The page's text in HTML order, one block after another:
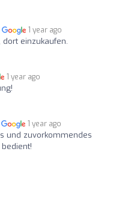
1 year ago
einzukaufen.
1 year ago
1 year ago
und zuvorkommendes